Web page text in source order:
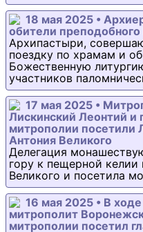
18 мая 2025 •
обители
Архипастыри,
поездку по храмам и
Божественную
участников
17 мая 2025 •
Лискинский Леонтий и
митрополии посетили
Антония Великого
Делегация
гору к пещерной келии
Великого и посетила
16 мая 2025 • В
митрополит
митрополии посетил